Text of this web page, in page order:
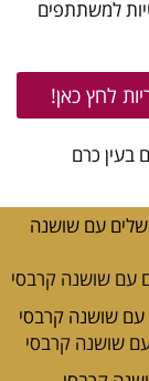
למשתתפים
לחץ כאן!
עם שושנה קרבסי
שושנה קרבסי